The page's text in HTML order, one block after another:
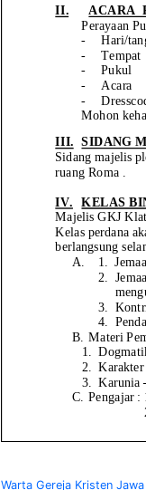
Warta Gereja Kristen